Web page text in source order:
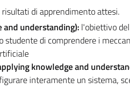
di apprendimento attesi.
and understanding):l'obiettivo
studente di comprendere i
knowledge and
interamente un sistema,